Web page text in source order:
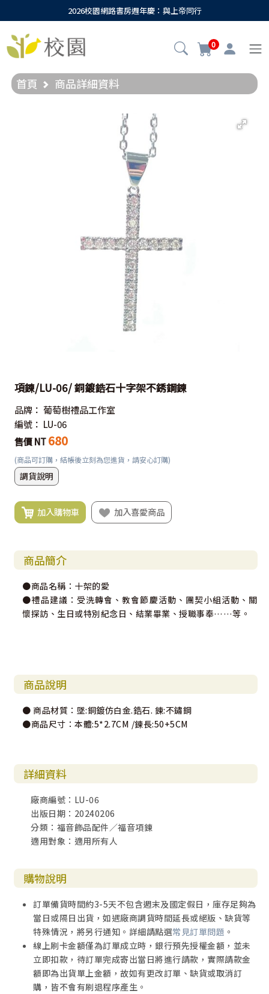
2026校園網路書房週年慶：與上帝同行
0
首頁 商品詳細資料
項鍊/LU-06/ 銅鍍鋯石十字架不銹鋼鍊
品牌： 葡萄樹禮品工作室
編號： LU-06
售價 NT 680
(商品可訂購，結帳後立刻為您進貨，請安心訂購)
調貨說明
加入購物車 加入喜愛商品
商品簡介
●商品名稱：十架的愛
●禮品建議：受洗轉會、教會節慶活動、團契小組活動、關
懷探訪、生日或特別紀念日、結業畢業、授職事奉……等。
商品說明
● 商品材質：墜:銅鍍仿白金.鋯石. 鍊:不鏽鋼
●商品尺寸：本體:5*2.7CM /鍊長:50+5CM
詳細資料
廠商編號：LU-06
出版日期：20240206
分類：福音飾品配件／福音項鍊
適用對象：適用所有人
購物說明
訂單備貨時間約3-5天不包含週末及國定假日，庫存足夠為
當日或隔日出貨，如遇廠商調貨時間延長或絕版、缺貨等
特殊情況，將另行通知。詳細請點選常見訂單問題 。
線上刷卡金額僅為訂單成立時，銀行預先授權金額，並未
立即扣款，待訂單完成寄出當日將進行請款，實際請款金
額即為出貨單上金額，故如有更改訂單、缺貨或取消訂
購，皆不會有刷退程序產生。